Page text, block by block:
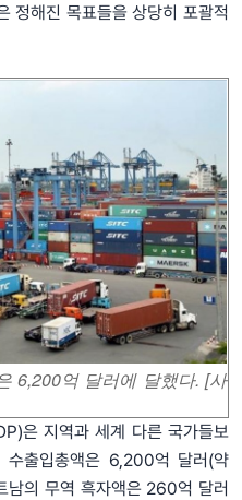
정해진 목표들을 상당히 포괄적
6,200억 달러에 달했다. [사
은 지역과 세계 다른 국가들보
수출입총액은 6,200억 달러(약
의 무역 흑자액은 260억 달러